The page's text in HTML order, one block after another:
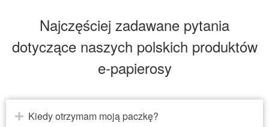
Najczęściej zadawane pytania
dotyczące naszych polskich produktów
e-papierosy
Kiedy otrzymam moją paczkę?